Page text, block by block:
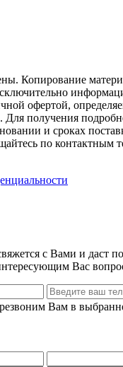
Копирование
офертой,
Для получения
и сроках
по контактным
с Вами и даст
Вас
Вам в